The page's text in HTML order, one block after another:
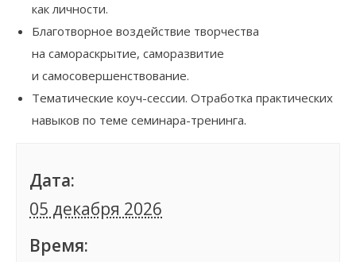
как личности.
Благотворное воздействие творчества
на самораскрытие, саморазвитие
и самосовершенствование.
Тематические коуч-сессии. Отработка практических
навыков по теме семинара-тренинга.
Дата:
05 декабря 2026
Время: